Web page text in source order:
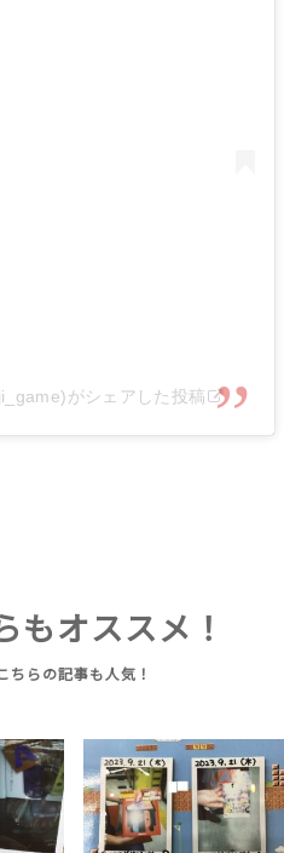
がシェアした投稿
もオススメ！